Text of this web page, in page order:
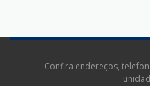
Confira endereços,